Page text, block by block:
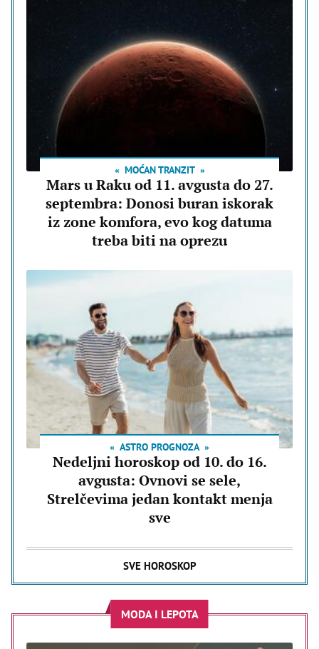
MOĆAN TRANZIT
Mars u Raku od 11. avgusta do 27.
septembra: Donosi buran iskorak
iz zone komfora, evo kog datuma
treba biti na oprezu
ASTRO PROGNOZA
Nedeljni horoskop od 10. do 16.
avgusta: Ovnovi se sele,
Strelčevima jedan kontakt menja
sve
SVE HOROSKOP
MODA I LEPOTA